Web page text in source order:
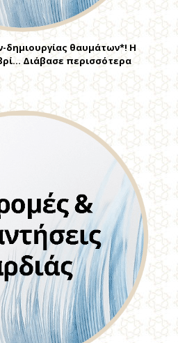
δημιουργίας θαυμάτων*! Η
Διάβασε περισσότερα